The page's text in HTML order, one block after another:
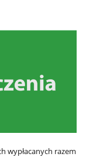
wypłacanych razem